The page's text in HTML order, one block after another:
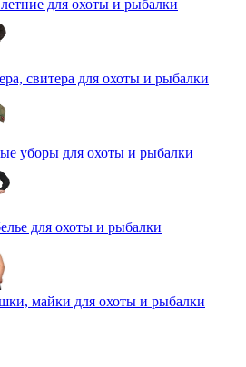
для охоты и рыбалки
свитера для охоты и рыбалки
уборы для охоты и рыбалки
для охоты и рыбалки
майки для охоты и рыбалки